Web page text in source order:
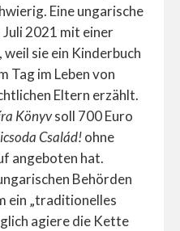
Eine ungarische
2021 mit einer
sie ein Kinderbuch
Tag im Leben von
Eltern erzählt.
Könyvsoll 700 Euro
Család!ohne
angeboten hat.
Behörden
ein „traditionelles
agiere die Kette